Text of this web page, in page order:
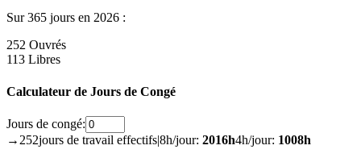
Sur 365 jours en 2026 :
252 Ouvrés
113 Libres
Calculateur de Jours de Congé
Jours de congé:
→ 252jours de travail effectifs|8h/jour: 2016h4h/jour: 1008h